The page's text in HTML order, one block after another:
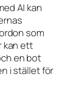
AI kan
som
kan ett
en bot
i stället för